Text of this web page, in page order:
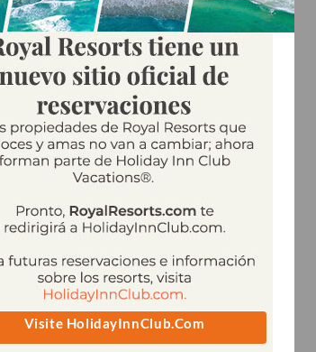
Visite HolidayInnClub.com